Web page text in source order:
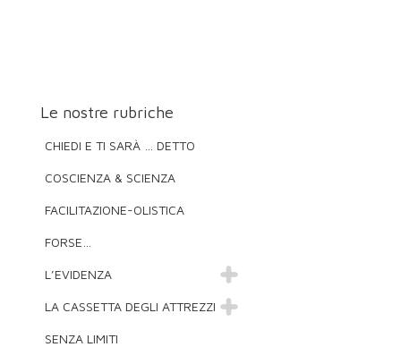
Le nostre rubriche
CHIEDI E TI SARÀ … DETTO
COSCIENZA & SCIENZA
FACILITAZIONE-OLISTICA
FORSE…
L’EVIDENZA
LA CASSETTA DEGLI ATTREZZI
SENZA LIMITI